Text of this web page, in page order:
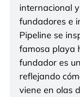
internacional
fundadores e
Pipeline se
famosa playa
fundador es
reflejando
viene en olas